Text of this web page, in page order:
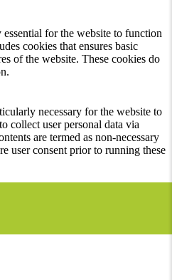
for the website to function
cookies that ensures basic
of the website. These cookies do
necessary for the website to
collect user personal data via
are termed as non-necessary
user consent prior to running these